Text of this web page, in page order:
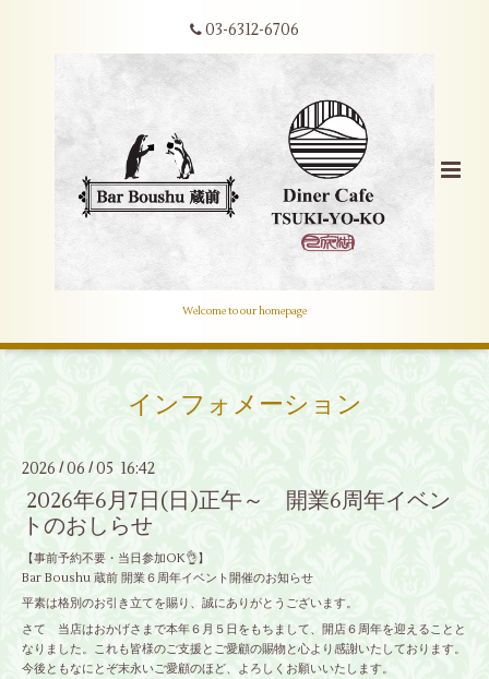
03-6312-6706
Welcome to our homepage
インフォメーション
2026 /06 / 05 16:42
2026年6月7日(日)正午～ 開業6周年イベン
トのおしらせ
【事前予約不要・当日参加OK👌】
Bar Boushu 蔵前 開業６周年イベント開催のお知らせ
平素は格別のお引き立てを賜り、誠にありがとうございます。
さて 当店はおかげさまで本年６月５日をもちまして、開店６周年を迎えることと
なりました。これも皆様のご支援とご愛顧の賜物と心より感謝いたしております。
今後ともなにとぞ末永いご愛顧のほど、よろしくお願いいたします。